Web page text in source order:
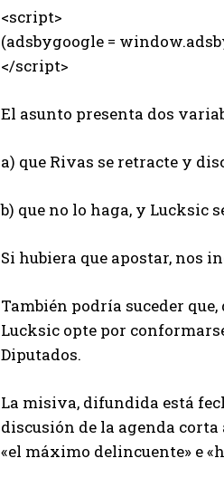
<script>
(adsbygoogle =
</script>
El asunto presenta dos
a) que Rivas se retracte y
b) que no lo haga, y Lucksic
Si hubiera que apostar, nos
También podría suceder
Lucksic opte por
Diputados.
La misiva, difundida está
discusión de la agenda
«el máximo delincuente» e